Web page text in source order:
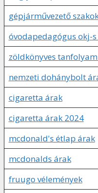
gépjárművezető
óvodapedagógus okj-s
zöldkönyves
nemzeti dohánybolt
cigaretta árak
cigaretta árak 2024
mcdonald's étlap árak
mcdonalds árak
fruugo vélemények